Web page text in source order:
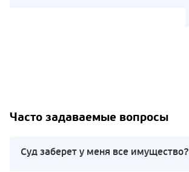
Часто задаваемые вопросы
Суд заберет у меня все имущество?